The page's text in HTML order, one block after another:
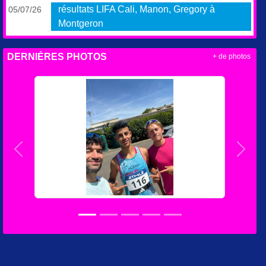
05/07/26
résultats LIFA Cali, Manon, Gregory à
Montgeron
DERNIÈRES PHOTOS
Précedent
+ de photos